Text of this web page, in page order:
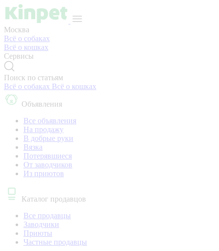
Москва
Всё о собаках
Всё о кошках
Сервисы
Поиск по статьям
Всё о собаках Всё о кошках
Объявления
Все объявления
На продажу
В добрые руки
Вязка
Потерявшиеся
От заводчиков
Из приютов
Каталог продавцов
Все продавцы
Заводчики
Приюты
Частные продавцы